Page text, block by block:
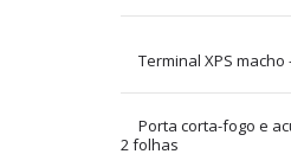
Terminal XPS macho
Porta corta-fogo e
2 folhas